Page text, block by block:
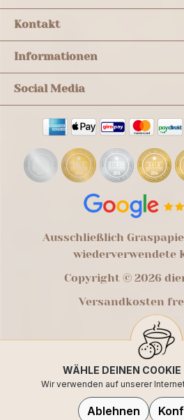
Kontakt
Informationen
Social Media
Ausschließlich
wiederverwendete
Copyright © 2026
Versandkosten
WÄHLE DEINEN COOKIE
Wir verwenden auf unserer
Ablehnen